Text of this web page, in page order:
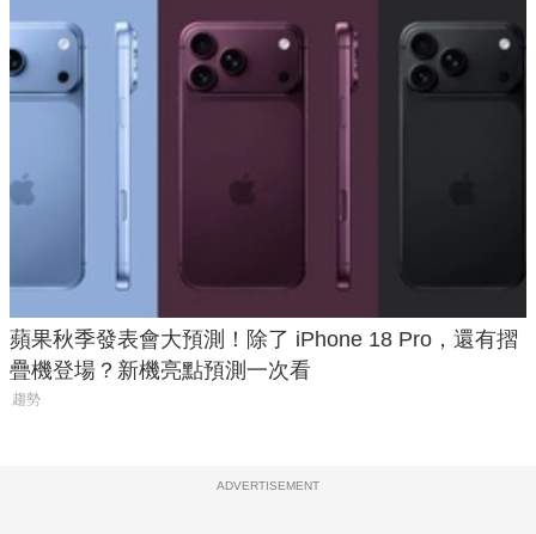
蘋果秋季發表會大預測！除了 iPhone 18 Pro，還有摺
疊機登場？新機亮點預測一次看
趨勢
ADVERTISEMENT